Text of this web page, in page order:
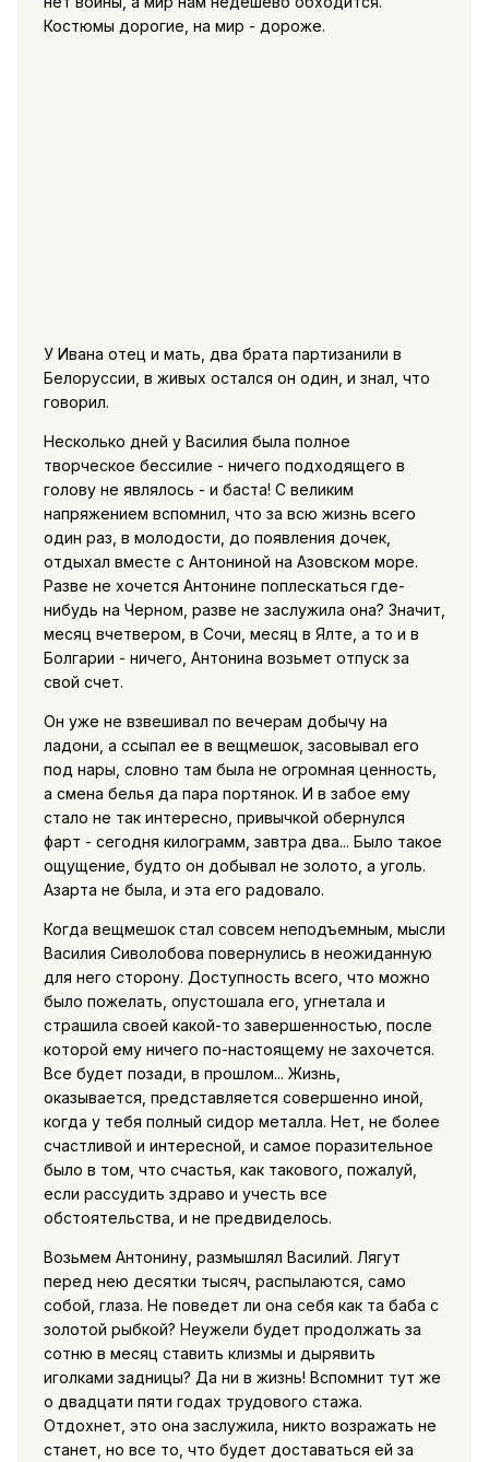
Костюмы дорогие, на мир - дороже.
У Ивана отец и мать, два брата партизанили в
Белоруссии, в живых остался он один, и знал, что
говорил.
Несколько дней у Василия была полное
творческое бессилие - ничего подходящего в
голову не являлось - и баста! С великим
напряжением вспомнил, что за всю жизнь всего
один раз, в молодости, до появления дочек,
отдыхал вместе с Антониной на Азовском море.
Разве не хочется Антонине поплескаться где-
нибудь на Черном, разве не заслужила она? Значит,
месяц вчетвером, в Сочи, месяц в Ялте, а то и в
Болгарии - ничего, Антонина возьмет отпуск за
свой счет.
Он уже не взвешивал по вечерам добычу на
ладони, а ссыпал ее в вещмешок, засовывал его
под нары, словно там была не огромная ценность,
а смена белья да пара портянок. И в забое ему
стало не так интересно, привычкой обернулся
фарт - сегодня килограмм, завтра два... Было такое
ощущение, будто он добывал не золото, а уголь.
Азарта не была, и эта его радовало.
Когда вещмешок стал совсем неподъемным, мысли
Василия Сиволобова повернулись в неожиданную
для него сторону. Доступность всего, что можно
было пожелать, опустошала его, угнетала и
страшила своей какой-то завершенностью, после
которой ему ничего по-настоящему не захочется.
Все будет позади, в прошлом... Жизнь,
оказывается, представляется совершенно иной,
когда у тебя полный сидор металла. Нет, не более
счастливой и интересной, и самое поразительное
было в том, что счастья, как такового, пожалуй,
если рассудить здраво и учесть все
обстоятельства, и не предвиделось.
Возьмем Антонину, размышлял Василий. Лягут
перед нею десятки тысяч, распылаются, само
собой, глаза. Не поведет ли она себя как та баба с
золотой рыбкой? Неужели будет продолжать за
сотню в месяц ставить клизмы и дырявить
иголками задницы? Да ни в жизнь! Вспомнит тут же
о двадцати пяти годах трудового стажа.
Отдохнет, это она заслужила, никто возражать не
станет, но все то, что будет доставаться ей за